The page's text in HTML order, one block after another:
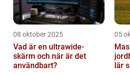
08 oktober 2025
Vad är en ultrawide-
skärm och när är det
användbart?
05
lär